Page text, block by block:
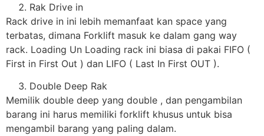
Rak Drive in
Rack drive in ini lebih memanfaat kan space yang
terbatas, dimana Forklift masuk ke dalam gang way
rack. Loading Un Loading rack ini biasa di pakai FIFO (
First in First Out ) dan LIFO ( Last In First OUT ).
Double Deep Rak
Memilik double deep yang double , dan pengambilan
barang ini harus memiliki forklift khusus untuk bisa
mengambil barang yang paling dalam.